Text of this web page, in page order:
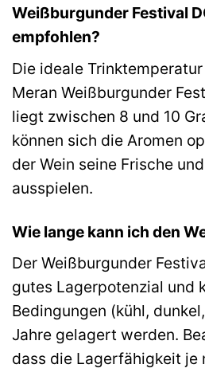
Weißburgunder Festival
empfohlen?
Die ideale
Meran Weißburgunder
liegt zwischen 8 und 10
können sich die Aromen
der Wein seine Frische
ausspielen.
Wie lange kann ich den
Der Weißburgunder
gutes Lagerpotenzial und
Bedingungen (kühl, dunkel,
Jahre gelagert werden.
dass die Lagerfähigkeit je